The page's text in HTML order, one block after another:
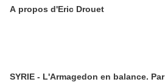
A propos d'Eric Drouet
SYRIE - L'Armagedon en balance. Par